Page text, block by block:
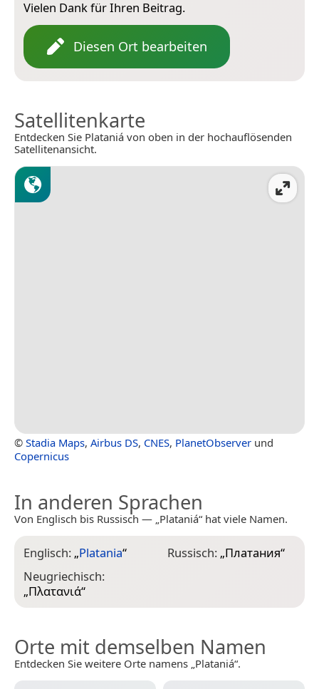
Vielen Dank für Ihren Beitrag.
Diesen Ort bearbeiten
Satellitenkarte
Entdecken Sie Plataniá von oben in der hochauflösenden
Satellitenansicht.
© Stadia Maps, Airbus DS, CNES, PlanetObserver und
Copernicus
In anderen Sprachen
Von Englisch bis Russisch — „Plataniá“ hat viele Namen.
Englisch: „Platania“
Neugriechisch:
„Πλατανιά“
Russisch: „Платания“
Orte mit demselben Namen
Entdecken Sie weitere Orte namens „Plataniá“.